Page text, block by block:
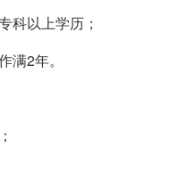
科以上学历；
满2年。